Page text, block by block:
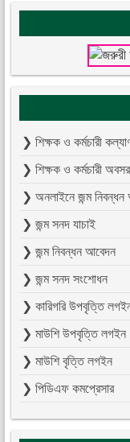
❯ শিক্ষক ও কর্মচারী
❯ শিক্ষক ও কর্মচারী অবসর
❯ অনলাইনে জন্ম নিবন্ধন
❯ জন্ম সনদ যাচাই
❯ জন্ম নিবন্ধন আবেদন
❯ জন্ম সনদ সংশোধন
❯ কারিগরি উপবৃত্তি
❯ মাউশি উপবৃত্তি লগইন
❯ মাউশি বৃত্তি লগইন
❯ পিডিএফ কমপ্রেসার